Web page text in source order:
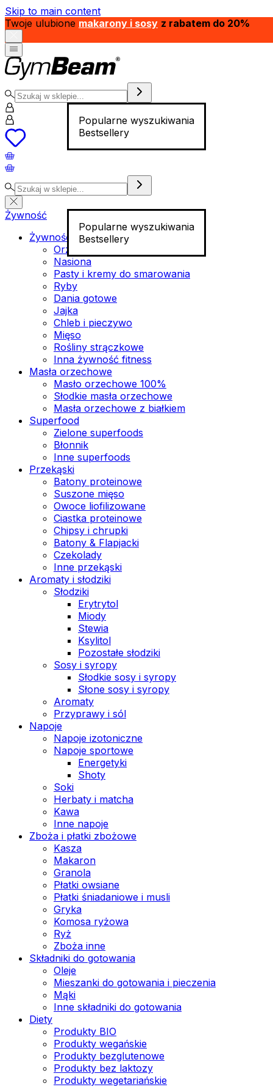
Skip to main content
Twoje ulubione makarony i sosy z rabatem do 20%
Popularne wyszukiwania
Bestsellery
Popularne wyszukiwania
Bestsellery
Żywność
Żywność funkcjonalna
Orzechy
Nasiona
Pasty i kremy do smarowania
Ryby
Dania gotowe
Jajka
Chleb i pieczywo
Mięso
Rośliny strączkowe
Inna żywność fitness
Masła orzechowe
Masło orzechowe 100%
Słodkie masła orzechowe
Masła orzechowe z białkiem
Superfood
Zielone superfoods
Błonnik
Inne superfoods
Przekąski
Batony proteinowe
Suszone mięso
Owoce liofilizowane
Ciastka proteinowe
Chipsy i chrupki
Batony & Flapjacki
Czekolady
Inne przekąski
Aromaty i słodziki
Słodziki
Erytrytol
Miody
Stewia
Ksylitol
Pozostałe słodziki
Sosy i syropy
Słodkie sosy i syropy
Słone sosy i syropy
Aromaty
Przyprawy i sól
Napoje
Napoje izotoniczne
Napoje sportowe
Energetyki
Shoty
Soki
Herbaty i matcha
Kawa
Inne napoje
Zboża i płatki zbożowe
Kasza
Makaron
Granola
Płatki owsiane
Płatki śniadaniowe i musli
Gryka
Komosa ryżowa
Ryż
Zboża inne
Składniki do gotowania
Oleje
Mieszanki do gotowania i pieczenia
Mąki
Inne składniki do gotowania
Diety
Produkty BIO
Produkty wegańskie
Produkty bezglutenowe
Produkty bez laktozy
Produkty wegetariańskie